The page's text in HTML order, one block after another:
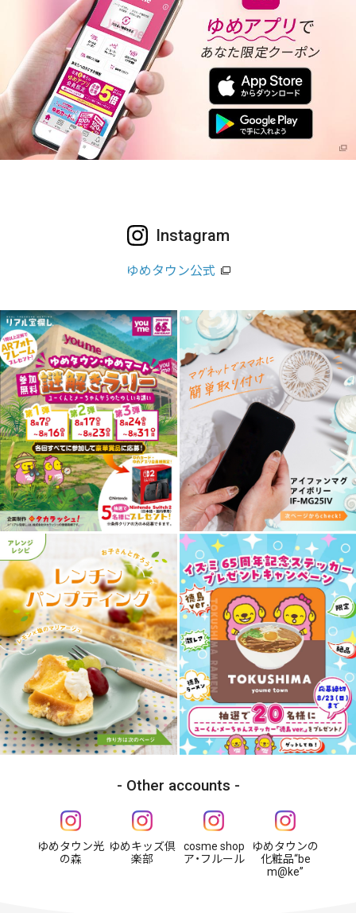
Instagram
ゆめタウン公式
Other accounts
ゆめタウン光
の森
ゆめキッズ倶
楽部
cosme shop
ア・フルール
ゆめタウンの
化粧品“be
m@ke”